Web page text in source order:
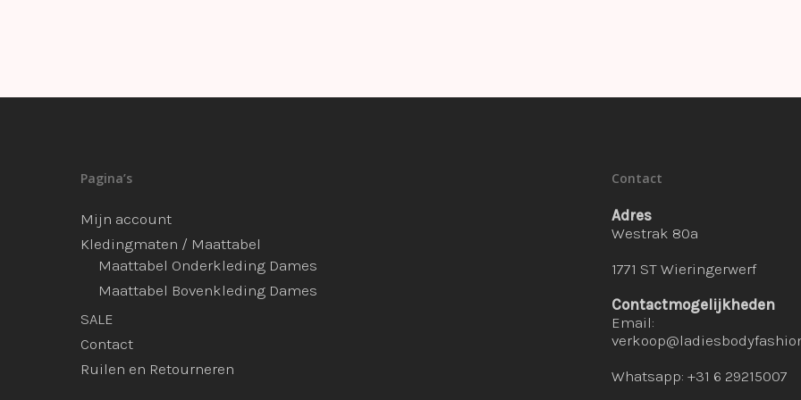
Pagina’s
Mijn account
Kledingmaten / Maattabel
Maattabel Onderkleding Dames
Maattabel Bovenkleding Dames
SALE
Contact
Ruilen en Retourneren
Contact
Adres
Westrak 80a
1771 ST Wieringerwerf
Contactmogelijkheden
Email:
Whatsapp: +31 6 29215007